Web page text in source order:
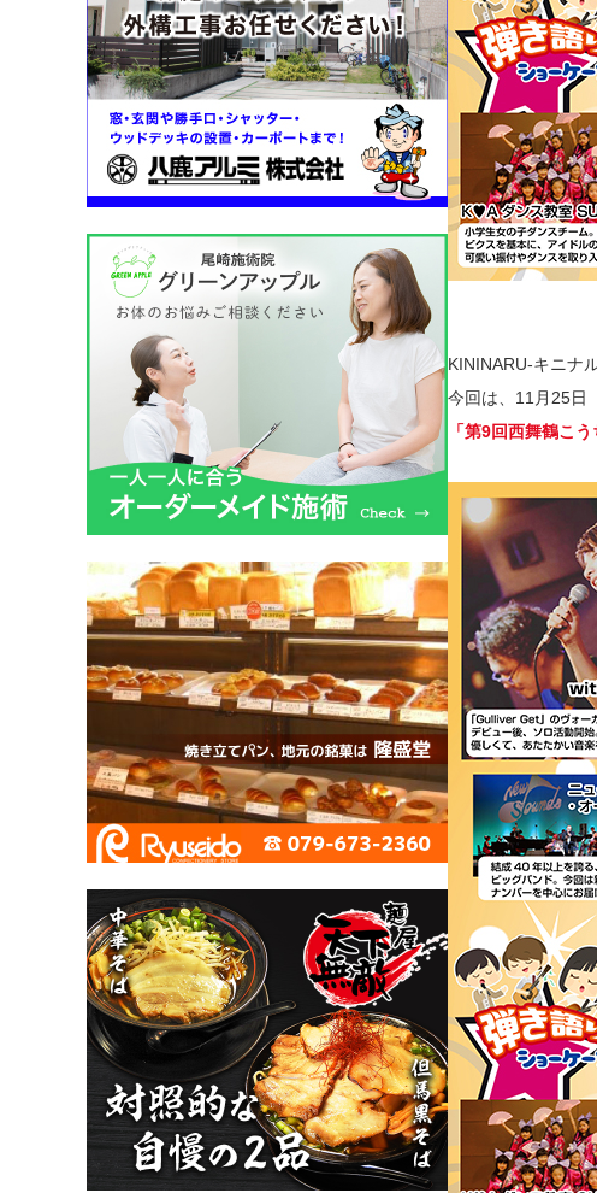
KININARU-キニナ
今回は、11月25日
「第9回西舞鶴こ